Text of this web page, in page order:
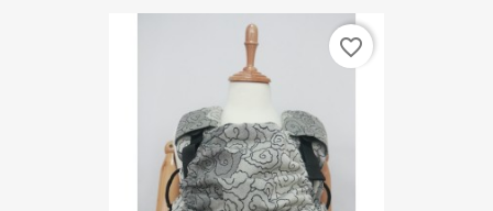
favorite_border